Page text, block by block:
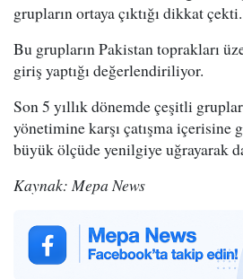
grupların ortaya çıktığı dikkat çekti.
Bu grupların Pakistan toprakları
giriş yaptığı değerlendiriliyor.
Son 5 yıllık dönemde çeşitli
yönetimine karşı çatışma içerisine
büyük ölçüde yenilgiye uğrayarak
Kaynak: Mepa News